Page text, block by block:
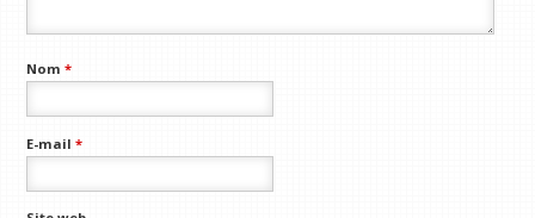
Nom*
E-mail*